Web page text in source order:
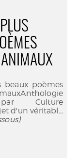
beaux poèmes
Culture
d'un véritabl...